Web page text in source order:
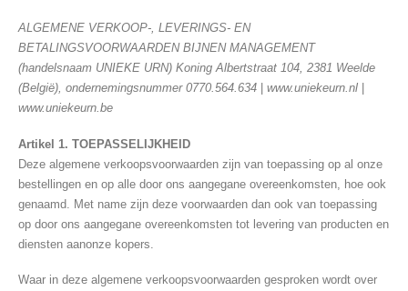
ALGEMENE VERKOOP-, LEVERINGS- EN
BETALINGSVOORWAARDEN BIJNEN MANAGEMENT
(handelsnaam UNIEKE URN) Koning Albertstraat 104, 2381 Weelde
(België), ondernemingsnummer 0770.564.634
www.uniekeurn.nl
www.uniekeurn.be
Artikel 1. TOEPASSELIJKHEID
Deze algemene verkoopsvoorwaarden zijn van toepassing op al onze
bestellingen en op alle door ons aangegane overeenkomsten, hoe ook
genaamd. Met name zijn deze voorwaarden dan ook van toepassing
op door ons aangegane overeenkomsten tot levering van producten en
diensten aanonze kopers.
Waar in deze algemene verkoopsvoorwaarden gesproken wordt over